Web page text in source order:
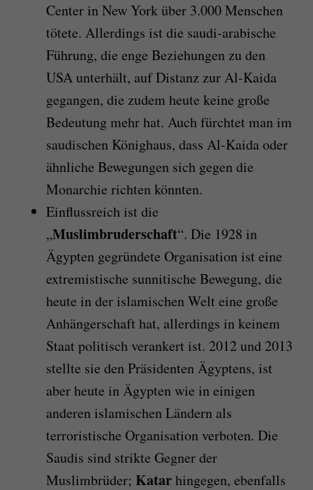
Center in New York über 3.000 Menschen
tötete. Allerdings ist die saudi-arabische
Führung, die enge Beziehungen zu den
USA unterhält, auf Distanz zur Al-Kaida
gegangen, die zudem heute keine große
Bedeutung mehr hat. Auch fürchtet man im
saudischen Könighaus, dass Al-Kaida oder
ähnliche Bewegungen sich gegen die
Monarchie richten könnten.
Einflussreich ist die
„Muslimbruderschaft“. Die 1928 in
Ägypten gegründete Organisation ist eine
extremistische sunnitische Bewegung, die
heute in der islamischen Welt eine große
Anhängerschaft hat, allerdings in keinem
Staat politisch verankert ist. 2012 und 2013
stellte sie den Präsidenten Ägyptens, ist
aber heute in Ägypten wie in einigen
anderen islamischen Ländern als
terroristische Organisation verboten. Die
Saudis sind strikte Gegner der
Muslimbrüder; Katarhingegen, ebenfalls